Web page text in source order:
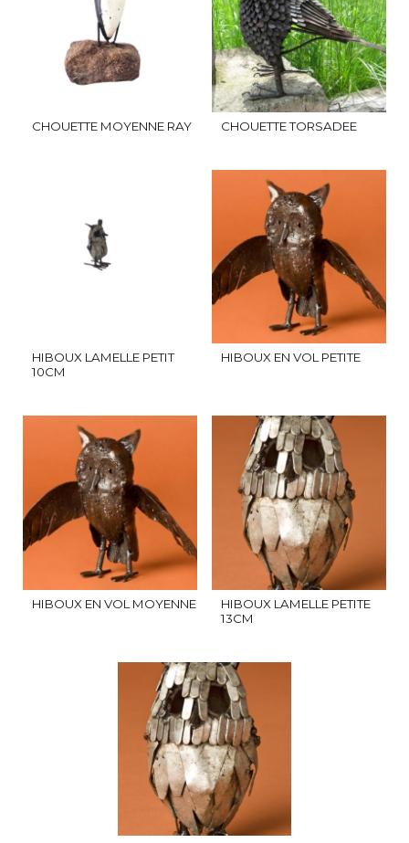
CHOUETTE MOYENNE RAY CHOUETTE TORSADEE
HIBOUX LAMELLE PETIT
10CM
HIBOUX EN VOL PETITE
HIBOUX EN VOL MOYENNE
HIBOUX LAMELLE PETITE
13CM